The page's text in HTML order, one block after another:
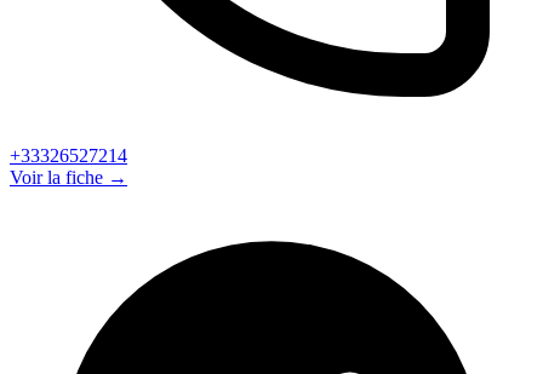
+33326527214
Voir la fiche →